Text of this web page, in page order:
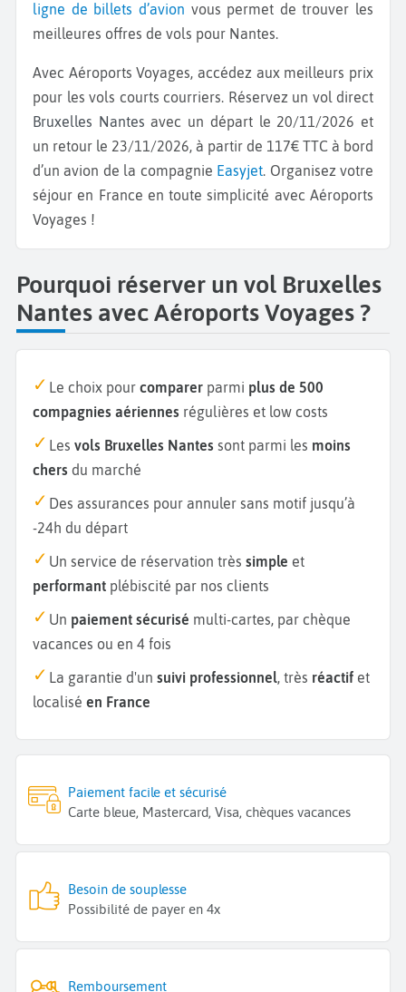
ligne de billets d’avion vous permet de trouver les
meilleures offres de vols pour Nantes.
Avec Aéroports Voyages, accédez aux meilleurs prix
pour les vols courts courriers. Réservez un vol direct
Bruxelles Nantesavec un départ le 20/11/2026 et
un retour le 23/11/2026, à partir de 117€ TTC à bord
d’un avion de la compagnie Easyjet. Organisez votre
séjour en France en toute simplicité avec Aéroports
Voyages !
Pourquoi réserver un vol Bruxelles
Nantes avec Aéroports Voyages ?
Le choix pour comparer parmi plus de 500
compagnies aériennes régulières et low costs
Les vols Bruxelles Nantes sont parmi les moins
chers du marché
Des assurances pour annuler sans motif jusqu’à
-24h du départ
Un service de réservation très simple et
performant plébiscité par nos clients
Un paiement sécurisé multi-cartes, par chèque
vacances ou en 4 fois
La garantie d'un suivi professionnel, très réactif et
localisé en France
Paiement facile et sécurisé
Carte bleue, Mastercard, Visa, chèques vacances
Besoin de souplesse
Possibilité de payer en 4x
Remboursement